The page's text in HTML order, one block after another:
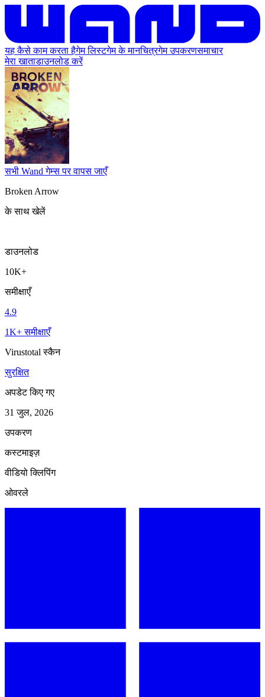
यह कैसे काम करता हैगेम लिस्टगेम के मानचित्रगेम उपकरणसमाचार
मेरा खाताडाउनलोड करें
सभी Wand गेम्स पर वापस जाएँ
Broken Arrow
के साथ खेलें
डाउनलोड
10K+
समीक्षाएँ
4.9
1K+ समीक्षाएँ
Virustotal स्कैन
सुरक्षित
अपडेट किए गए
31 जुल, 2026
उपकरण
कस्टमाइज़
वीडियो क्लिपिंग
ओवरले